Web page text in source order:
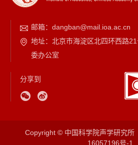
邮箱： dangban@mail.ioa.ac.cn
地址：北京市海淀区北四环西路
委办公室
分享到
Copyright © 中国科学院声学研究所
16057196号-1